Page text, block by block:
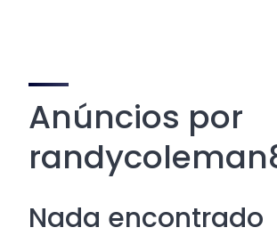
Anúncios por
Nada encontrado